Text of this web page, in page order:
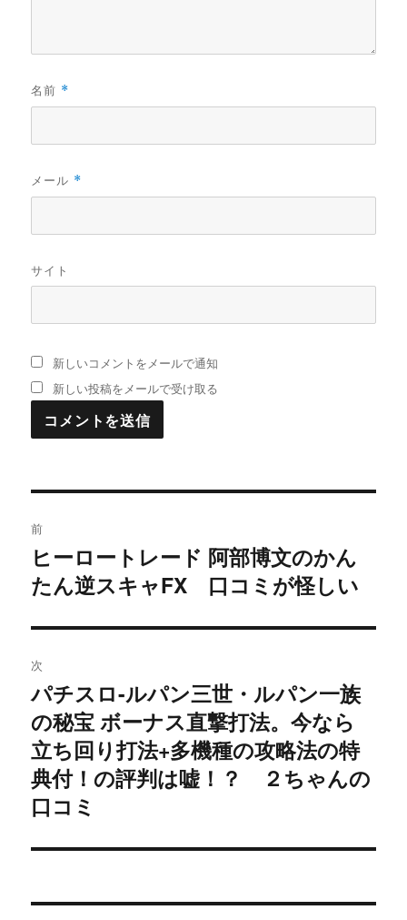
名前 *
メール *
サイト
新しいコメントをメールで通知
新しい投稿をメールで受け取る
稿
ナ
ビ
ゲ
ー
シ
ョ
ン
前
過
去
投
稿:
ヒーロートレード 阿部博文のかん
たん逆スキャFX 口コミが怪しい
次
次
の
投
稿:
パチスロ-ルパン三世・ルパン一族
の秘宝 ボーナス直撃打法。今なら
立ち回り打法+多機種の攻略法の特
典付！の評判は嘘！？ ２ちゃんの
口コミ